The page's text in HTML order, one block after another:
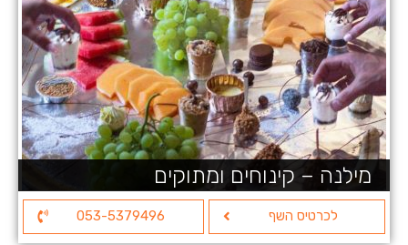
מילנה – קינוחים ומתוקים
לכרטיס השף 053-5379496